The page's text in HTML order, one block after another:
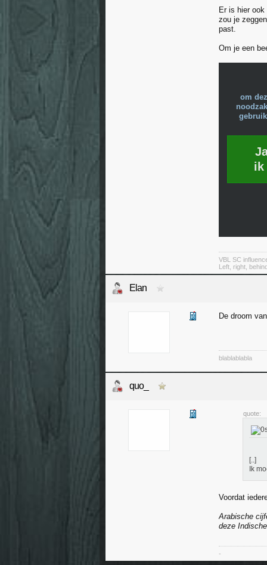
Er is hier
zou je
past.
Om je een
om
ik
VBL SC
Left, right,
Elan
De droom
blablablabla
quo_
quote:
[..]
Ik
Voordat
Arabische
deze
-